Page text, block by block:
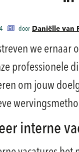
door Daniëlle van
we
professionele
om jouw
interne